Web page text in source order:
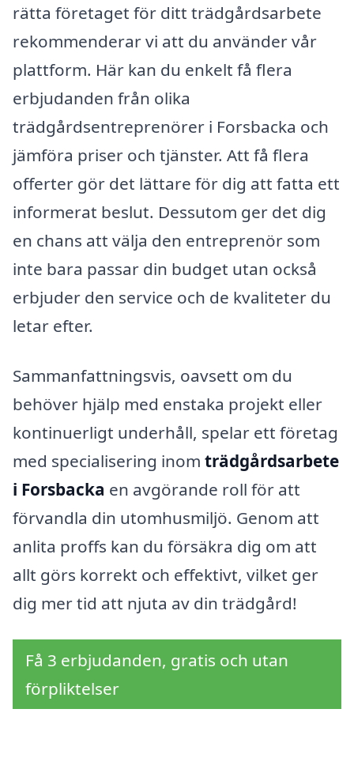
rätta företaget för ditt trädgårdsarbete
rekommenderar vi att du använder vår
plattform. Här kan du enkelt få flera
erbjudanden från olika
trädgårdsentreprenörer i Forsbacka och
jämföra priser och tjänster. Att få flera
offerter gör det lättare för dig att fatta ett
informerat beslut. Dessutom ger det dig
en chans att välja den entreprenör som
inte bara passar din budget utan också
erbjuder den service och de kvaliteter du
letar efter.
Sammanfattningsvis, oavsett om du
behöver hjälp med enstaka projekt eller
kontinuerligt underhåll, spelar ett företag
med specialisering inom trädgårdsarbete
i Forsbacka en avgörande roll för att
förvandla din utomhusmiljö. Genom att
anlita proffs kan du försäkra dig om att
allt görs korrekt och effektivt, vilket ger
dig mer tid att njuta av din trädgård!
Få 3 erbjudanden, gratis och utan
förpliktelser